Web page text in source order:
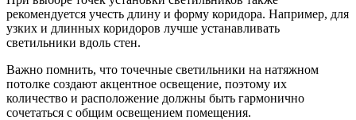
рекомендуется учесть длину и форму коридора. Например, для
узких и длинных коридоров лучше устанавливать
светильники вдоль стен.
Важно помнить, что точечные светильники на натяжном
потолке создают акцентное освещение, поэтому их
количество и расположение должны быть гармонично
сочетаться с общим освещением помещения.